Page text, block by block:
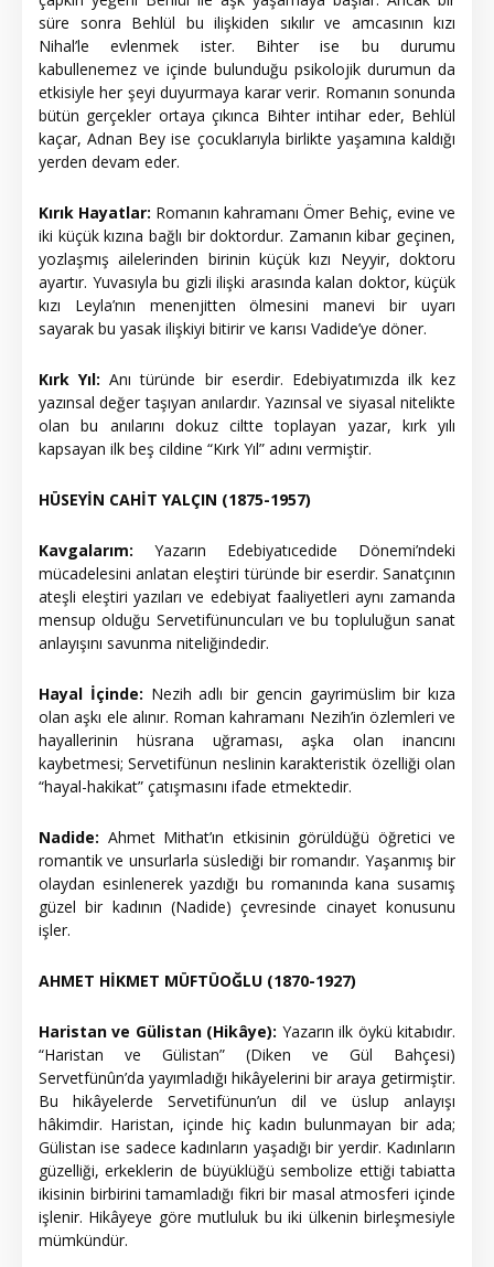
süre sonra Behlül bu ilişkiden sıkılır ve amcasının kızı
Nihal’le evlenmek ister. Bihter ise bu durumu
kabullenemez ve içinde bulunduğu psikolojik durumun da
etkisiyle her şeyi duyurmaya karar verir. Romanın sonunda
bütün gerçekler ortaya çıkınca Bihter intihar eder, Behlül
kaçar, Adnan Bey ise çocuklarıyla birlikte yaşamına kaldığı
yerden devam eder.
Kırık Hayatlar: Romanın kahramanı Ömer Behiç, evine ve
iki küçük kızına bağlı bir doktordur. Zamanın kibar geçinen,
yozlaşmış ailelerinden birinin küçük kızı Neyyir, doktoru
ayartır. Yuvasıyla bu gizli ilişki arasında kalan doktor, küçük
kızı Leyla’nın menenjitten ölmesini manevi bir uyarı
sayarak bu yasak ilişkiyi bitirir ve karısı Vadide’ye döner.
Kırk Yıl:Anı türünde bir eserdir. Edebiyatımızda ilk kez
yazınsal değer taşıyan anılardır. Yazınsal ve siyasal nitelikte
olan bu anılarını dokuz ciltte toplayan yazar, kırk yılı
kapsayan ilk beş cildine “Kırk Yıl” adını vermiştir.
HÜSEYİN CAHİT YALÇIN (1875-1957)
Kavgalarım: Yazarın Edebiyatıcedide Dönemi’ndeki
mücadelesini anlatan eleştiri türünde bir eserdir. Sanatçının
ateşli eleştiri yazıları ve edebiyat faaliyetleri aynı zamanda
mensup olduğu Servetifünuncuları ve bu topluluğun sanat
anlayışını savunma niteliğindedir.
Hayal İçinde: Nezih adlı bir gencin gayrimüslim bir kıza
olan aşkı ele alınır. Roman kahramanı Nezih’in özlemleri ve
hayallerinin hüsrana uğraması, aşka olan inancını
kaybetmesi; Servetifünun neslinin karakteristik özelliği olan
“hayal-hakikat” çatışmasını ifade etmektedir.
Nadide: Ahmet Mithat’ın etkisinin görüldüğü öğretici ve
romantik ve unsurlarla süslediği bir romandır. Yaşanmış bir
olaydan esinlenerek yazdığı bu romanında kana susamış
güzel bir kadının (Nadide) çevresinde cinayet konusunu
işler.
AHMET HİKMET MÜFTÜOĞLU (1870-1927)
Haristan ve Gülistan (Hikâye): Yazarın ilk öykü kitabıdır.
“Haristan ve Gülistan” (Diken ve Gül Bahçesi)
Servetfünûn’da yayımladığı hikâyelerini bir araya getirmiştir.
Bu hikâyelerde Servetifünun’un dil ve üslup anlayışı
hâkimdir. Haristan, içinde hiç kadın bulunmayan bir ada;
Gülistan ise sadece kadınların yaşadığı bir yerdir. Kadınların
güzelliği, erkeklerin de büyüklüğü sembolize ettiği tabiatta
ikisinin birbirini tamamladığı fikri bir masal atmosferi içinde
işlenir. Hikâyeye göre mutluluk bu iki ülkenin birleşmesiyle
mümkündür.